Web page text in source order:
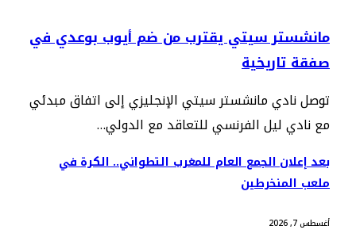
مانشستر سيتي يقترب من ضم أيوب بوعدي في
صفقة تاريخية
توصل نادي مانشستر سيتي الإنجليزي إلى اتفاق مبدئي
مع نادي ليل الفرنسي للتعاقد مع الدولي…
بعد إعلان الجمع العام للمغرب التطواني.. الكرة في
ملعب المنخرطين
أغسطس 7, 2026